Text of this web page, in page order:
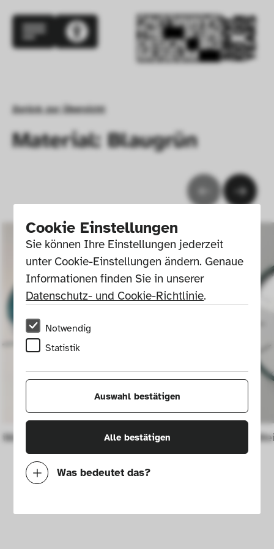
Cookie Einstellungen
Sie können Ihre Einstellungen jederzeit
unter Cookie-Einstellungen ändern. Genaue
Informationen finden Sie in unserer
Datenschutz- und Cookie-Richtlinie.
Notwendig
Statistik
Auswahl bestätigen
Alle bestätigen
Was bedeutet das?
Mit diesen Cookies können wir durch
Zurück zur Übersicht
Material: Blaugrün
iMac G3 Wanduhr